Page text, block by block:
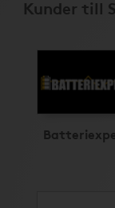
Kunder till